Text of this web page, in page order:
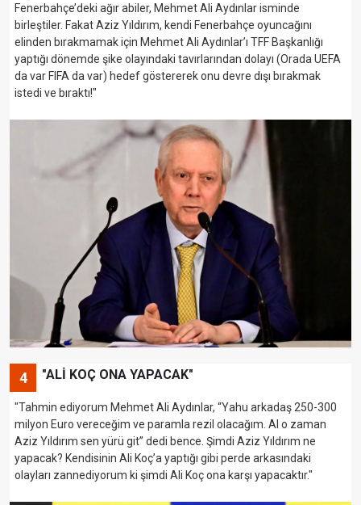
Fenerbahçe’deki ağır abiler, Mehmet Ali Aydınlar isminde
birleştiler. Fakat Aziz Yıldırım, kendi Fenerbahçe oyuncağını
elinden bırakmamak için Mehmet Ali Aydınlar’ı TFF Başkanlığı
yaptığı dönemde şike olayındaki tavırlarından dolayı (Orada UEFA
da var FIFA da var) hedef göstererek onu devre dışı bırakmak
istedi ve bıraktı!"
4 "ALİ KOÇ ONA YAPACAK"
"Tahmin ediyorum Mehmet Ali Aydınlar, “Yahu arkadaş 250-300
milyon Euro vereceğim ve paramla rezil olacağım. Al o zaman
Aziz Yıldırım sen yürü git” dedi bence. Şimdi Aziz Yıldırım ne
yapacak? Kendisinin Ali Koç’a yaptığı gibi perde arkasındaki
olayları zannediyorum ki şimdi Ali Koç ona karşı yapacaktır."